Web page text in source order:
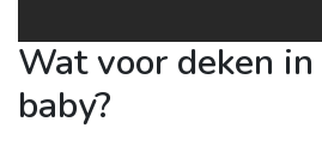
Wat voor deken
baby?